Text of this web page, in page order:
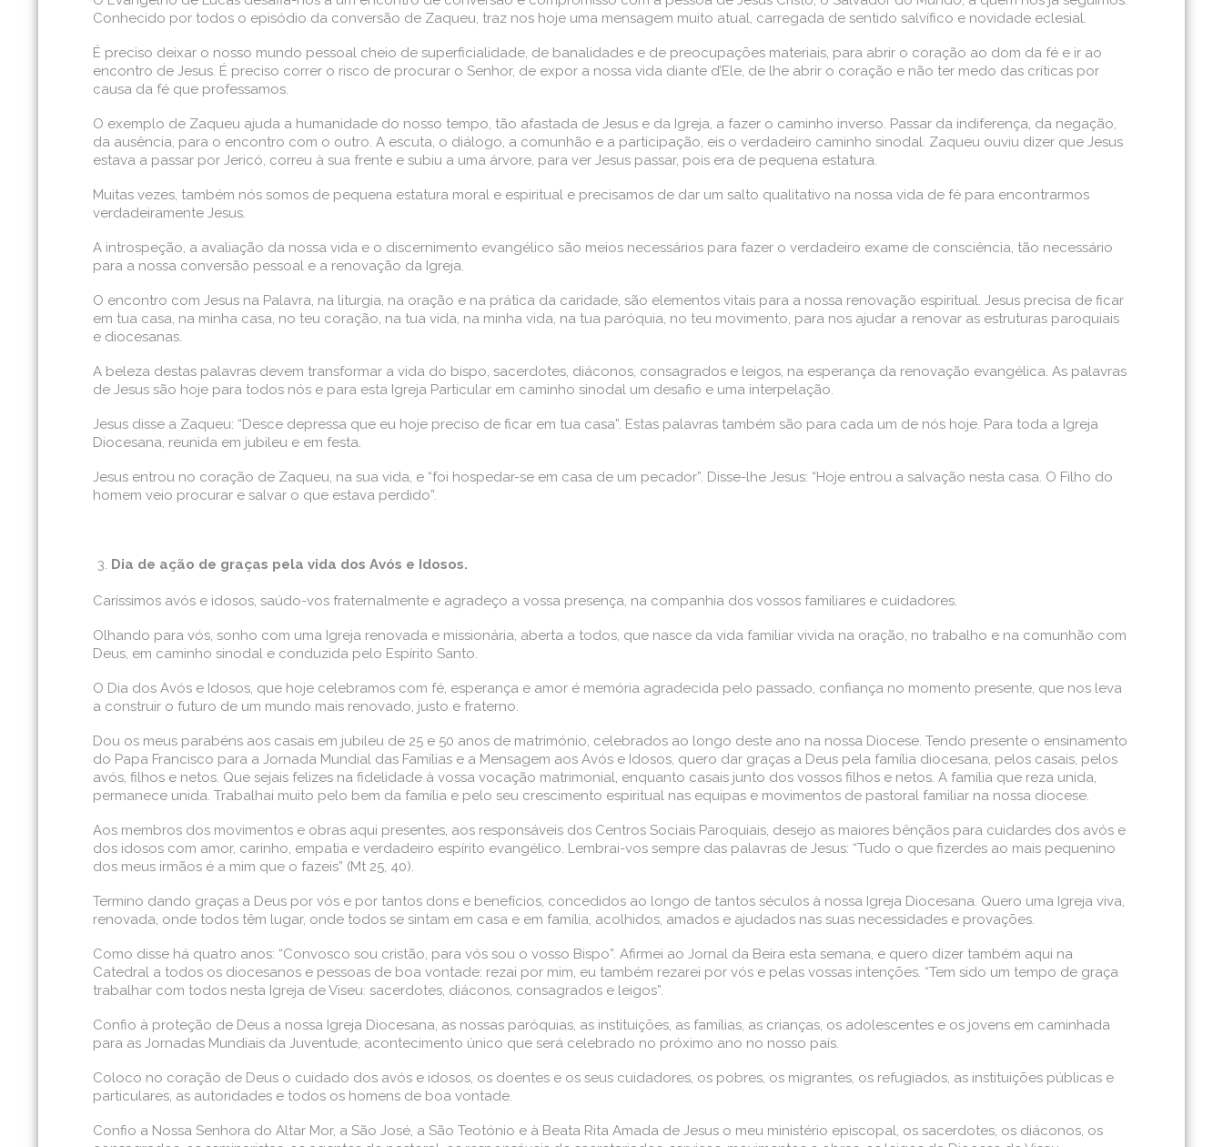
Conhecido por todos o episódio da conversão de Zaqueu, traz nos hoje uma mensagem muito atual, carregada de sentido salvífico e novidade eclesial.
É preciso deixar o nosso mundo pessoal cheio de superficialidade, de banalidades e de preocupações materiais, para abrir o coração ao dom da fé e ir ao
encontro de Jesus. É preciso correr o risco de procurar o Senhor, de expor a nossa vida diante d’Ele, de lhe abrir o coração e não ter medo das críticas por
causa da fé que professamos.
O exemplo de Zaqueu ajuda a humanidade do nosso tempo, tão afastada de Jesus e da Igreja, a fazer o caminho inverso. Passar da indiferença, da negação,
da ausência, para o encontro com o outro. A escuta, o diálogo, a comunhão e a participação, eis o verdadeiro caminho sinodal. Zaqueu ouviu dizer que Jesus
estava a passar por Jericó, correu à sua frente e subiu a uma árvore, para ver Jesus passar, pois era de pequena estatura.
Muitas vezes, também nós somos de pequena estatura moral e espiritual e precisamos de dar um salto qualitativo na nossa vida de fé para encontrarmos
verdadeiramente Jesus.
A introspeção, a avaliação da nossa vida e o discernimento evangélico são meios necessários para fazer o verdadeiro exame de consciência, tão necessário
para a nossa conversão pessoal e a renovação da Igreja.
O encontro com Jesus na Palavra, na liturgia, na oração e na prática da caridade, são elementos vitais para a nossa renovação espiritual. Jesus precisa de ficar
em tua casa, na minha casa, no teu coração, na tua vida, na minha vida, na tua paróquia, no teu movimento, para nos ajudar a renovar as estruturas paroquiais
e diocesanas.
A beleza destas palavras devem transformar a vida do bispo, sacerdotes, diáconos, consagrados e leigos, na esperança da renovação evangélica. As palavras
de Jesus são hoje para todos nós e para esta Igreja Particular em caminho sinodal um desafio e uma interpelação.
Jesus disse a Zaqueu: “Desce depressa que eu hoje preciso de ficar em tua casa”. Estas palavras também são para cada um de nós hoje. Para toda a Igreja
Diocesana, reunida em jubileu e em festa.
Jesus entrou no coração de Zaqueu, na sua vida, e “foi hospedar-se em casa de um pecador”. Disse-lhe Jesus: “Hoje entrou a salvação nesta casa. O Filho do
homem veio procurar e salvar o que estava perdido”.
Dia de ação de graças pela vida dos Avós e Idosos.
Caríssimos avós e idosos, saúdo-vos fraternalmente e agradeço a vossa presença, na companhia dos vossos familiares e cuidadores.
Olhando para vós, sonho com uma Igreja renovada e missionária, aberta a todos, que nasce da vida familiar vivida na oração, no trabalho e na comunhão com
Deus, em caminho sinodal e conduzida pelo Espírito Santo.
O Dia dos Avós e Idosos, que hoje celebramos com fé, esperança e amor é memória agradecida pelo passado, confiança no momento presente, que nos leva
a construir o futuro de um mundo mais renovado, justo e fraterno.
Dou os meus parabéns aos casais em jubileu de 25 e 50 anos de matrimónio, celebrados ao longo deste ano na nossa Diocese. Tendo presente o ensinamento
do Papa Francisco para a Jornada Mundial das Famílias e a Mensagem aos Avós e Idosos, quero dar graças a Deus pela família diocesana, pelos casais, pelos
avós, filhos e netos. Que sejais felizes na fidelidade à vossa vocação matrimonial, enquanto casais junto dos vossos filhos e netos. A família que reza unida,
permanece unida. Trabalhai muito pelo bem da família e pelo seu crescimento espiritual nas equipas e movimentos de pastoral familiar na nossa diocese.
Aos membros dos movimentos e obras aqui presentes, aos responsáveis dos Centros Sociais Paroquiais, desejo as maiores bênçãos para cuidardes dos avós e
dos idosos com amor, carinho, empatia e verdadeiro espírito evangélico. Lembrai-vos sempre das palavras de Jesus: “Tudo o que fizerdes ao mais pequenino
dos meus irmãos é a mim que o fazeis” (Mt 25, 40).
Termino dando graças a Deus por vós e por tantos dons e benefícios, concedidos ao longo de tantos séculos à nossa Igreja Diocesana. Quero uma Igreja viva,
renovada, onde todos têm lugar, onde todos se sintam em casa e em família, acolhidos, amados e ajudados nas suas necessidades e provações.
Como disse há quatro anos: “Convosco sou cristão, para vós sou o vosso Bispo”. Afirmei ao Jornal da Beira esta semana, e quero dizer também aqui na
Catedral a todos os diocesanos e pessoas de boa vontade: rezai por mim, eu também rezarei por vós e pelas vossas intenções. “Tem sido um tempo de graça
trabalhar com todos nesta Igreja de Viseu: sacerdotes, diáconos, consagrados e leigos”.
Confio à proteção de Deus a nossa Igreja Diocesana, as nossas paróquias, as instituições, as famílias, as crianças, os adolescentes e os jovens em caminhada
para as Jornadas Mundiais da Juventude, acontecimento único que será celebrado no próximo ano no nosso país.
Coloco no coração de Deus o cuidado dos avós e idosos, os doentes e os seus cuidadores, os pobres, os migrantes, os refugiados, as instituições públicas e
particulares, as autoridades e todos os homens de boa vontade.
Confio a Nossa Senhora do Altar Mor, a São José, a São Teotónio e à Beata Rita Amada de Jesus o meu ministério episcopal, os sacerdotes, os diáconos, os